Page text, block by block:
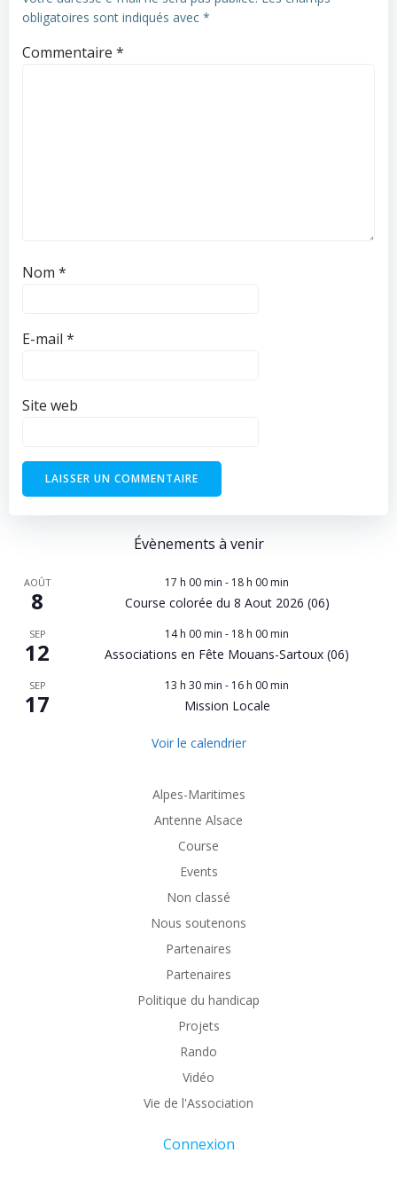
obligatoires sont indiqués avec *
Commentaire *
Nom *
E-mail *
Site web
Évènements à venir
AOÛT
8
17 h 00 min - 18 h 00 min
Course colorée du 8 Aout 2026 (06)
SEP
12
14 h 00 min - 18 h 00 min
Associations en Fête Mouans-Sartoux (06)
SEP
17
13 h 30 min - 16 h 00 min
Mission Locale
Voir le calendrier
Alpes-Maritimes
Antenne Alsace
Course
Events
Non classé
Nous soutenons
Partenaires
Partenaires
Politique du handicap
Projets
Rando
Vidéo
Vie de l'Association
Connexion